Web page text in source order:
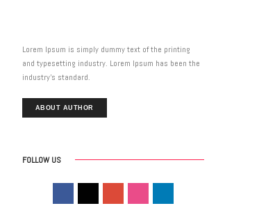
Lorem Ipsum is simply dummy text of the printing
and typesetting industry. Lorem Ipsum has been the
industry’s standard.
ABOUT AUTHOR
FOLLOW US